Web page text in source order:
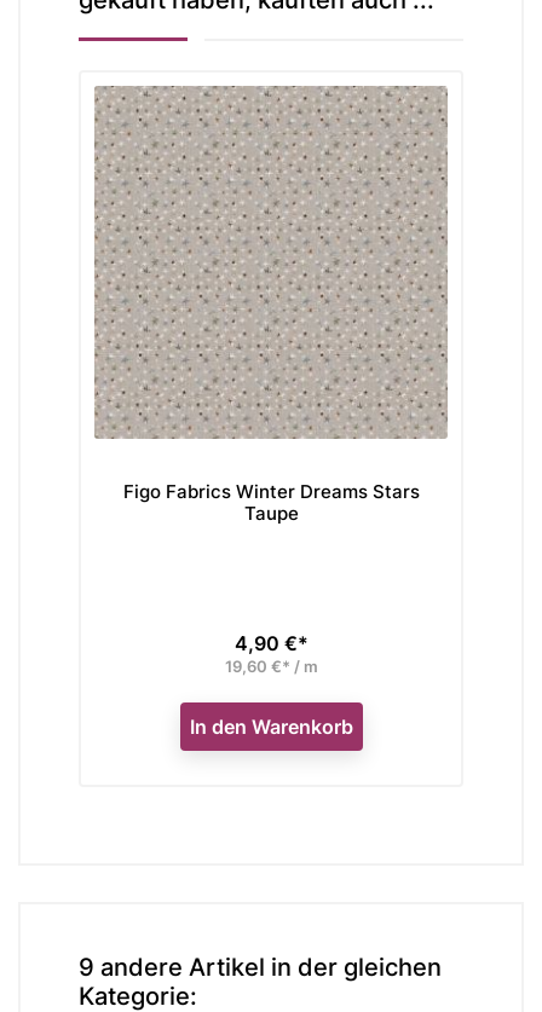
Figo Fabrics Winter Dreams Stars
Taupe
Preis
4,90 €*
19,60 €* / m
In den Warenkorb
9 andere Artikel in der gleichen
Kategorie: